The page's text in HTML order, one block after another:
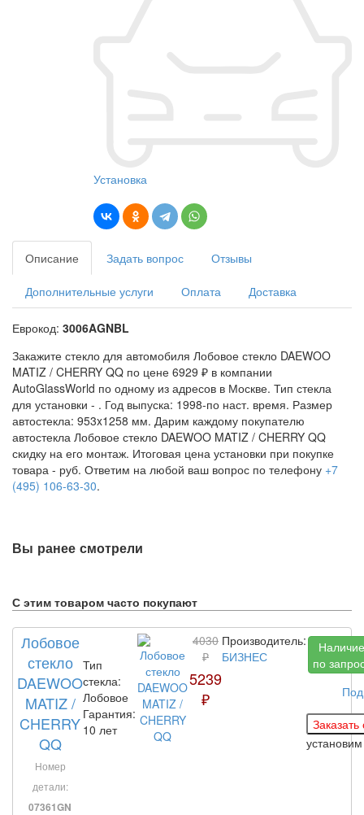
Установка
Описание Задать вопрос Отзывы
Дополнительные услуги Оплата Доставка
Еврокод: 3006AGNBL
Закажите стекло для автомобиля Лобовое стекло DAEWOO
MATIZ / CHERRY QQ по цене 6929 ₽ в компании
AutoGlassWorld по одному из адресов в Москве. Тип стекла
для установки - . Год выпуска: 1998-по наст. время. Размер
автостекла: 953x1258 мм. Дарим каждому покупателю
автостекла Лобовое стекло DAEWOO MATIZ / CHERRY QQ
скидку на его монтаж. Итоговая цена установки при покупке
товара - руб. Ответим на любой ваш вопрос по телефону +7
(495) 106-63-30.
Вы ранее смотрели
С этим товаром часто покупают
Лобовое
стекло
DAEWOO
MATIZ /
CHERRY
QQ
Номер
детали:
07361GN
Тип
стекла:
Лобовое
Гарантия:
10 лет
4030
₽
5239
₽
Производитель:
БИЗНЕС
Наличие
по